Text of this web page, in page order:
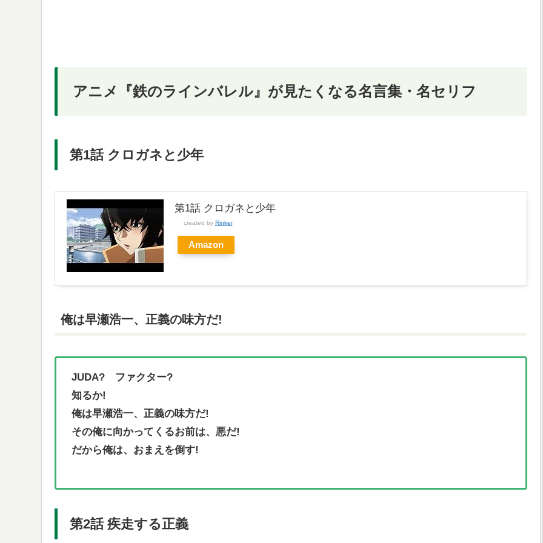
アニメ『鉄のラインバレル』が見たくなる名言集・名セリフ
第1話 クロガネと少年
第1話 クロガネと少年
created by Rinker
Amazon
俺は早瀬浩一、正義の味方だ!
JUDA? ファクター?
知るか!
俺は早瀬浩一、正義の味方だ!
その俺に向かってくるお前は、悪だ!
だから俺は、おまえを倒す!
第2話 疾走する正義